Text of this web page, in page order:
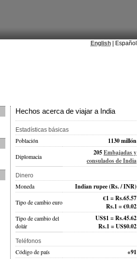
English| Español
Hechos acerca de viajar a India
Estadísticas básicas
Población 1130 millón
Diplomacia 205Embajadas y
consulados de India
Dinero
Moneda Indian rupee(Rs. / INR)
Tipo de cambio euro
€1 = Rs.65.57
Rs.1 = €0.02
Tipo de cambio del
dolár
US$1 = Rs.45.62
Rs.1 = US$0.02
Teléfonos
Código de país +91